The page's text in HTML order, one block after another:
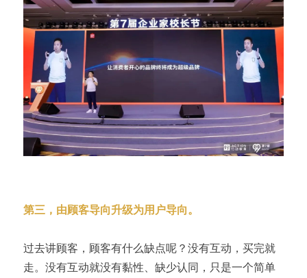
第三，由顾客导向升级为用户导向。
过去讲顾客，顾客有什么缺点呢？没有互动，买完就
走。没有互动就没有黏性、缺少认同，只是一个简单